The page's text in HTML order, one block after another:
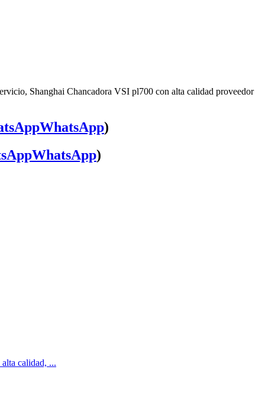
Shanghai Chancadora VSI pl700 con alta calidad proveedor
WhatsApp)
WhatsApp)
calidad, ...